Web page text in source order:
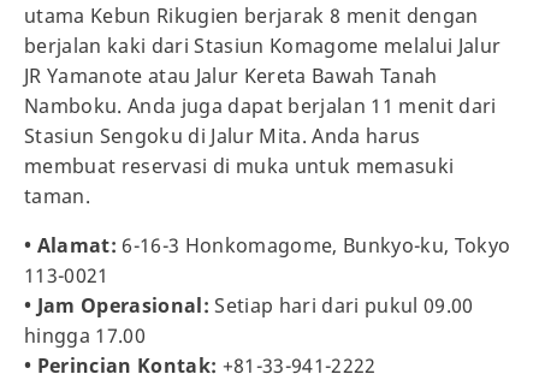
utama Kebun Rikugien berjarak 8 menit dengan
berjalan kaki dari Stasiun Komagome melalui Jalur
JR Yamanote atau Jalur Kereta Bawah Tanah
Namboku. Anda juga dapat berjalan 11 menit dari
Stasiun Sengoku di Jalur Mita. Anda harus
membuat reservasi di muka untuk memasuki
taman.
• Alamat: 6-16-3 Honkomagome, Bunkyo-ku, Tokyo
113-0021
• Jam Operasional: Setiap hari dari pukul 09.00
hingga 17.00
• Perincian Kontak: +81-33-941-2222